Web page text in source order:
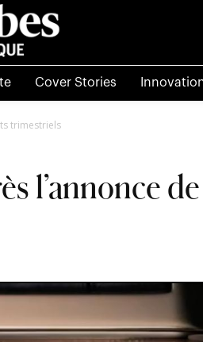
Cover Stories
trimestriels
l’annonce